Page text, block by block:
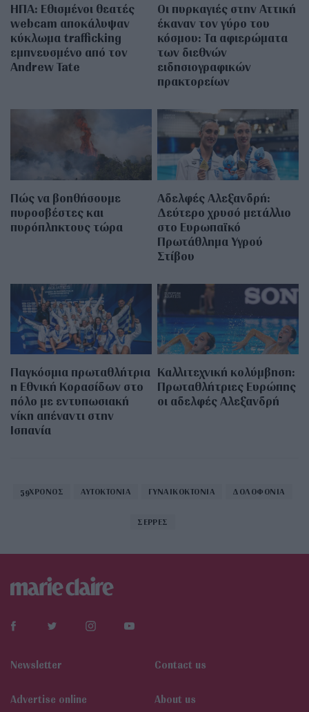
ΗΠΑ: Εθισμένοι θεατές
webcam αποκάλυψαν
κύκλωμα trafficking
εμπνευσμένο από τον
Andrew Tate
Οι πυρκαγιές στην Αττική
έκαναν τον γύρο του
κόσμου: Τα αφιερώματα
των διεθνών
ειδησιογραφικών
πρακτορείων
Πώς να βοηθήσουμε
πυροσβέστες και
πυρόπληκτους τώρα
Αδελφές Αλεξανδρή:
Δεύτερο χρυσό μετάλλιο
στο Ευρωπαϊκό
Πρωτάθλημα Υγρού
Στίβου
Παγκόσμια πρωταθλήτρια
η Εθνική Κορασίδων στο
πόλο με εντυπωσιακή
νίκη απέναντι στην
Ισπανία
Καλλιτεχνική κολύμβηση:
Πρωταθλήτριες Ευρώπης
οι αδελφές Αλεξανδρή
59ΧΡΟΝΟΣ ΑΥΤΟΚΤΟΝΙΑ ΓΥΝΑΙΚΟΚΤΟΝΙΑ ΔΟΛΟΦΟΝΙΑ
ΣΕΡΡΕΣ
Newsletter Contact us
Αdvertise online About us